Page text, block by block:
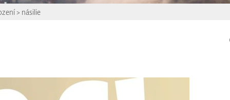
> násilie